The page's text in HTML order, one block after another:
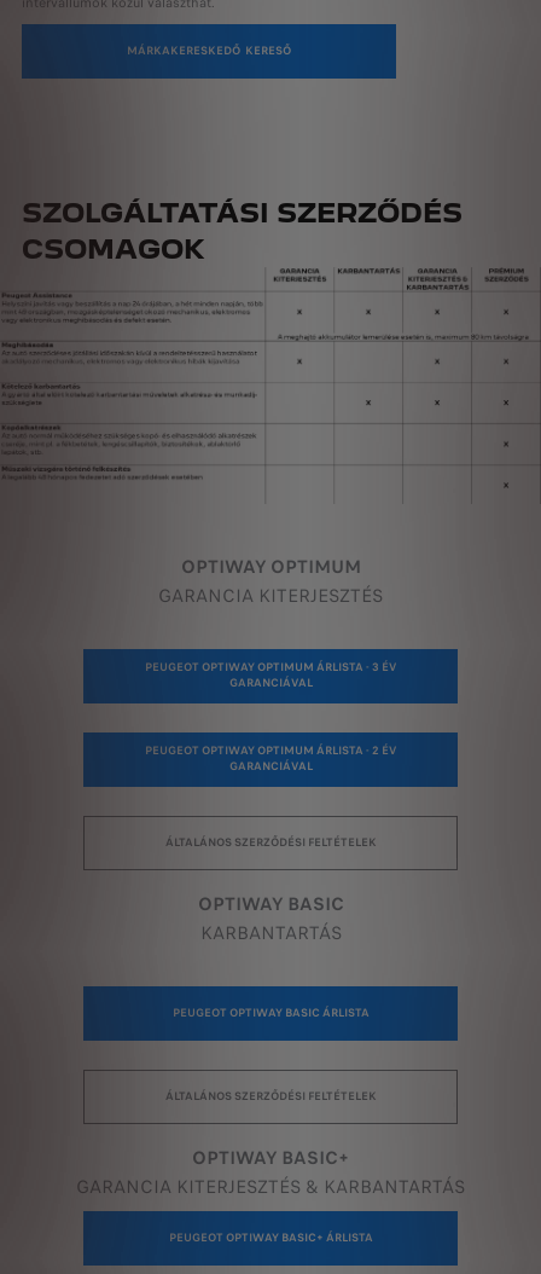
MÁRKAKERESKEDŐ KERESŐ
SZOLGÁLTATÁSI SZERZŐDÉS
CSOMAGOK
OPTIWAY OPTIMUM
GARANCIA KITERJESZTÉS
PEUGEOT OPTIWAY OPTIMUM ÁRLISTA - 3 ÉV
GARANCIÁVAL
PEUGEOT OPTIWAY OPTIMUM ÁRLISTA - 2 ÉV
GARANCIÁVAL
ÁLTALÁNOS SZERZŐDÉSI FELTÉTELEK
OPTIWAY BASIC
KARBANTARTÁS
PEUGEOT OPTIWAY BASIC ÁRLISTA
ÁLTALÁNOS SZERZŐDÉSI FELTÉTELEK
OPTIWAY BASIC+
GARANCIA KITERJESZTÉS & KARBANTARTÁS
PEUGEOT OPTIWAY BASIC+ ÁRLISTA